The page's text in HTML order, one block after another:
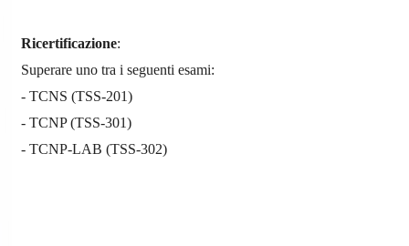
Ricertificazione:
Superare uno tra i seguenti esami:
- TCNS (TSS-201)
- TCNP (TSS-301)
- TCNP-LAB (TSS-302)